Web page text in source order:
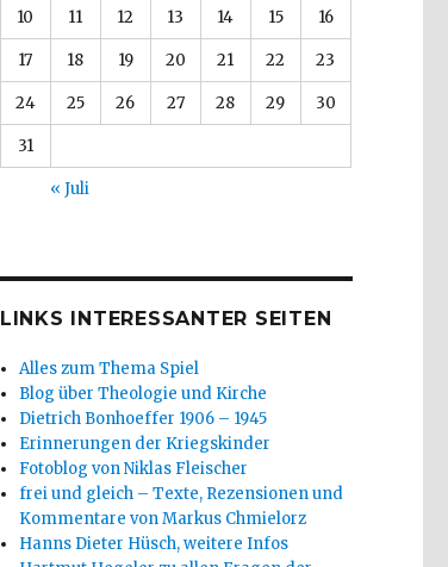
10 11 12 13 14 15 16
17 18 19 20 21 22 23
24 25 26 27 28 29 30
31
« Juli
LINKS INTERESSANTER SEITEN
Alles zum Thema Spiel
Blog über Theologie und Kirche
Dietrich Bonhoeffer 1906 – 1945
Erinnerungen der Kriegskinder
Fotoblog von Niklas Fleischer
frei und gleich – Texte, Rezensionen und
Kommentare von Markus Chmielorz
Hanns Dieter Hüsch, weitere Infos